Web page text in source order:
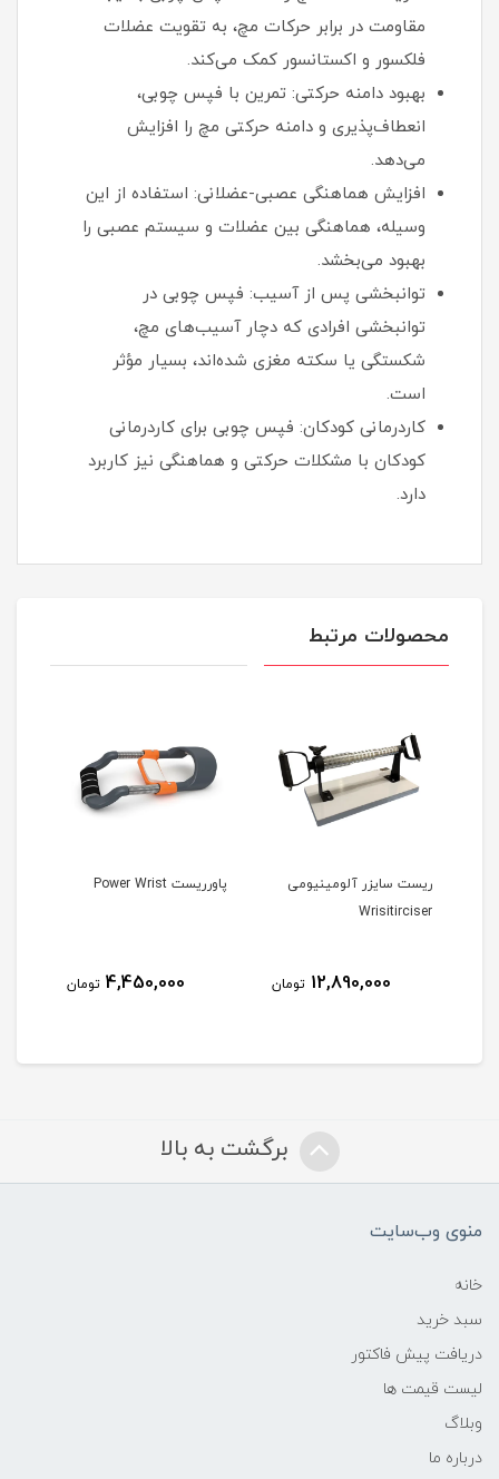
مقاومت در برابر حرکات مچ، به تقویت عضلات
فلکسور و اکستانسور کمک می‌کند.
بهبود دامنه حرکتی: تمرین با فپس چوبی،
انعطاف‌پذیری و دامنه حرکتی مچ را افزایش
می‌دهد.
افزایش هماهنگی عصبی-عضلانی: استفاده از این
وسیله، هماهنگی بین عضلات و سیستم عصبی را
بهبود می‌بخشد.
توانبخشی پس از آسیب: فپس چوبی در
توانبخشی افرادی که دچار آسیب‌های مچ،
شکستگی یا سکته مغزی شده‌اند، بسیار مؤثر
است.
کاردرمانی کودکان: فپس چوبی برای کاردرمانی
کودکان با مشکلات حرکتی و هماهنگی نیز کاربرد
دارد.
محصولات مرتبط
ریست سایزر آلومینیومی
Wrisitirciser
12,890,000 تومان
پاورریست Power Wrist
4,450,000 تومان
برگشت به بالا
منوی وب‌سایت
خانه
سبد خرید
دریافت پیش فاکتور
لیست قیمت ها
وبلاگ
درباره ما